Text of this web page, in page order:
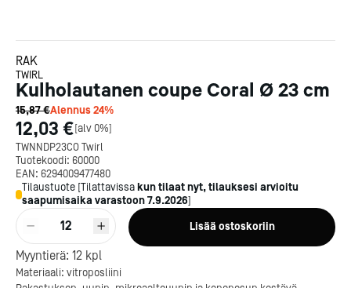
RAK
TWIRL
Kulholautanen coupe Coral Ø 23 cm
15,87 €Alennus24%
12,03 €[alv 0%]
TWNNDP23CO Twirl
Tuotekoodi: 60000
EAN: 6294009477480
Tilaustuote [Tilattavissa kun tilaat nyt, tilauksesi arvioitu
saapumisaika varastoon7.9.2026]
12 Lisää ostoskoriin
Myyntierä: 12 kpl
Materiaali: vitroposliini
Kotipizza on vuonna 1987
perustettu yritys, jolla on yli
300 ravintolaa eri puolella